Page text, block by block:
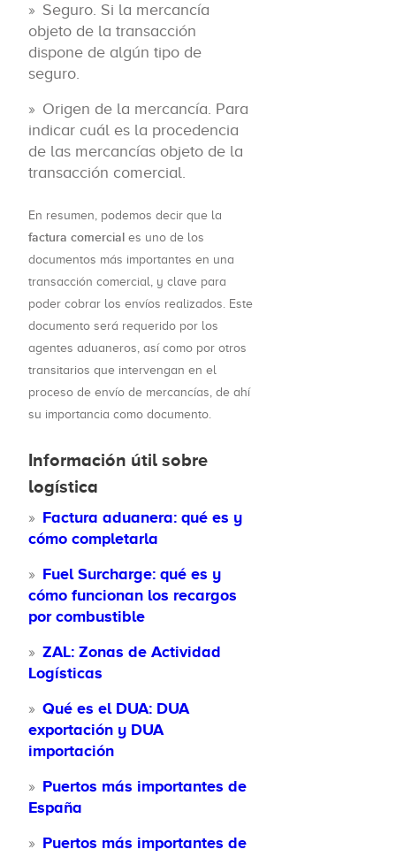
Seguro. Si la mercancía
objeto de la transacción
dispone de algún tipo de
seguro.
Origen de la mercancía. Para
indicar cuál es la procedencia
de las mercancías objeto de la
transacción comercial.
En resumen, podemos decir que la
factura comercial es uno de los
documentos más importantes en una
transacción comercial, y clave para
poder cobrar los envíos realizados. Este
documento será requerido por los
agentes aduaneros, así como por otros
transitarios que intervengan en el
proceso de envío de mercancías, de ahí
su importancia como documento.
Información útil sobre
logística
Factura aduanera: qué es y
cómo completarla
Fuel Surcharge: qué es y
cómo funcionan los recargos
por combustible
ZAL: Zonas de Actividad
Logísticas
Qué es el DUA: DUA
exportación y DUA
importación
Puertos más importantes de
España
Puertos más importantes de